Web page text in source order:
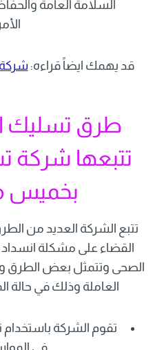
السلامة العامة
قد يهمك ايضاً قراءه:
طرق تسليك
تتبعها شركة
تتبع الشركة العديد من
القضاء على مشكلة
الصحى وتتمثل بعض الطرق
العاملة وذلك في حالة
تقوم الشركة باستخدام